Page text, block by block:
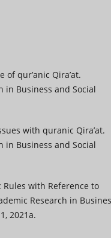
of qur’anic Qira’at.
in Business and Social
with quranic Qira’at.
in Business and Social
Rules with Reference to
Research in
2021a.